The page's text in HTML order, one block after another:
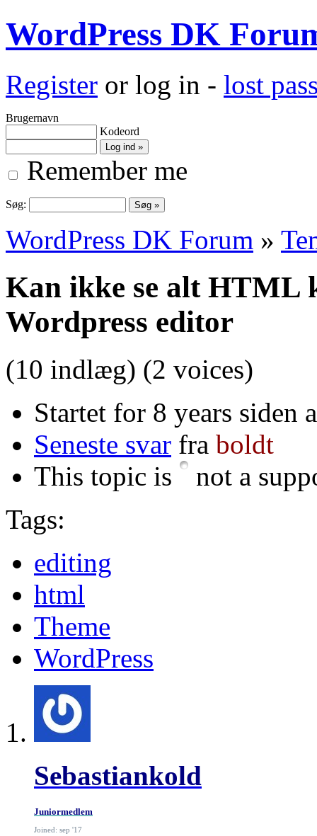
WordPress DK
Register or log in - lost
Brugernavn
Kodeord
Remember me
Søg:
WordPress DK Forum »
Kan ikke se alt HTML
Wordpress editor
(10 indlæg) (2 voices)
Startet for 8 years siden
Seneste svar fra boldt
This topic is
not a
Tags:
editing
html
Theme
WordPress
Sebastiankold
Juniormedlem
Joined: sep '17